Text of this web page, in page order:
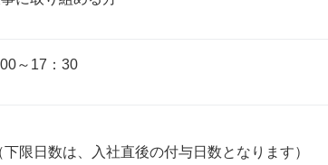
～17：30
限日数は、入社直後の付与日数となります）